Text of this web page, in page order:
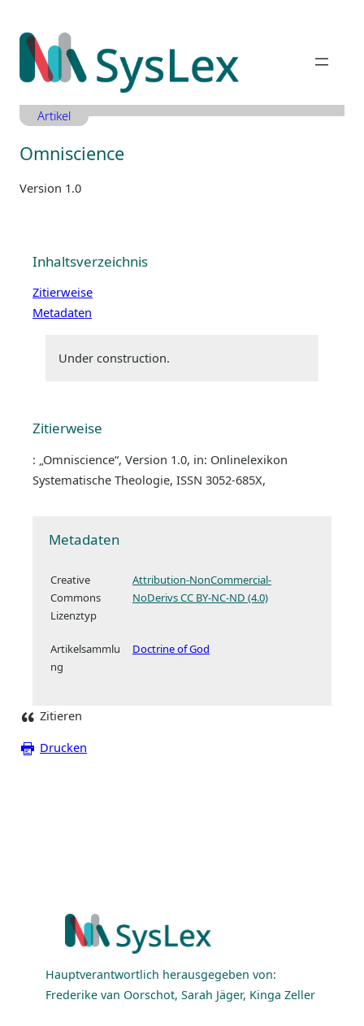
Inhalt
springen
Artikel
Omniscience
Version 1.0
Inhaltsverzeichnis
Zitierweise
Metadaten
Under construction.
Zitierweise
: „Omniscience“, Version 1.0, in: Onlinelexikon
Systematische Theologie, ISSN 3052-685X,
Metadaten
Creative
Commons
Lizenztyp
Attribution-NonCommercial-
NoDerivs CC BY-NC-ND (4.0)
Artikelsammlu
ng
Doctrine of God
Zitieren
Drucken
Hauptverantwortlich herausgegeben von:
Frederike van Oorschot, Sarah Jäger, Kinga Zeller